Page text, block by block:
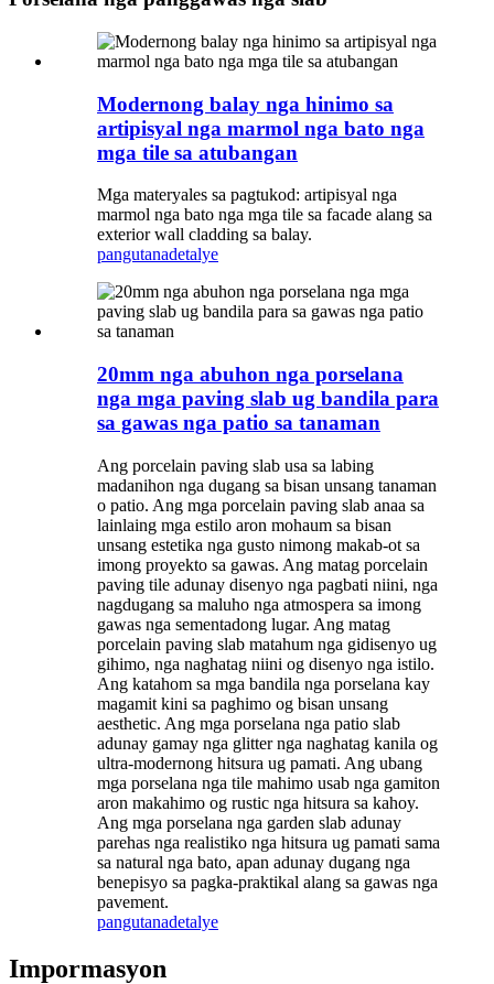
Modernong balay nga hinimo sa
artipisyal nga marmol nga bato nga
mga tile sa atubangan
Mga materyales sa pagtukod: artipisyal nga
marmol nga bato nga mga tile sa facade alang sa
exterior wall cladding sa balay.
pangutanadetalye
20mm nga abuhon nga porselana
nga mga paving slab ug bandila para
sa gawas nga patio sa tanaman
Ang porcelain paving slab usa sa labing
madanihon nga dugang sa bisan unsang tanaman
o patio. Ang mga porcelain paving slab anaa sa
lainlaing mga estilo aron mohaum sa bisan
unsang estetika nga gusto nimong makab-ot sa
imong proyekto sa gawas. Ang matag porcelain
paving tile adunay disenyo nga pagbati niini, nga
nagdugang sa maluho nga atmospera sa imong
gawas nga sementadong lugar. Ang matag
porcelain paving slab matahum nga gidisenyo ug
gihimo, nga naghatag niini og disenyo nga istilo.
Ang katahom sa mga bandila nga porselana kay
magamit kini sa paghimo og bisan unsang
aesthetic. Ang mga porselana nga patio slab
adunay gamay nga glitter nga naghatag kanila og
ultra-modernong hitsura ug pamati. Ang ubang
mga porselana nga tile mahimo usab nga gamiton
aron makahimo og rustic nga hitsura sa kahoy.
Ang mga porselana nga garden slab adunay
parehas nga realistiko nga hitsura ug pamati sama
sa natural nga bato, apan adunay dugang nga
benepisyo sa pagka-praktikal alang sa gawas nga
pavement.
pangutanadetalye
Impormasyon